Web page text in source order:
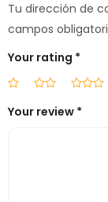
Tu dirección de
campos
Your rating *
Your review *